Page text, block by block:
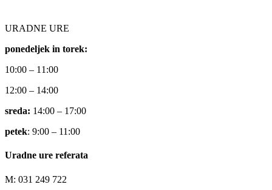
URADNE URE
ponedeljek in torek:
10:00 – 11:00
12:00 – 14:00
sreda: 14:00 – 17:00
petek: 9:00 – 11:00
Uradne ure referata
M: 031 249 722